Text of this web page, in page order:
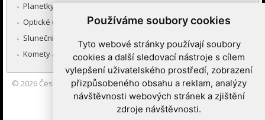
Používáme soubory cookies
Tyto webové stránky používají soubory
cookies a další sledovací nástroje s cílem
vylepšení uživatelského prostředí, zobrazení
přizpůsobeného obsahu a reklam, analýzy
návštěvnosti webových stránek a zjištění
zdroje návštěvnosti.
Planetky
Optické úkazy v atmosféře
Sluneční soustava
Komety a meteory
© 2026 Česká astronomická společnost|Hvězdárna a planetárium
Brno spolupracuje se serverem Astro.cz